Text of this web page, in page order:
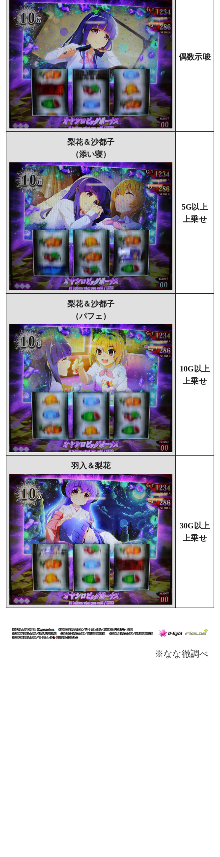
偶数示唆
梨花＆沙都子
（添い寝）
5G以上
上乗せ
梨花＆沙都子
（パフェ）
10G以上
上乗せ
羽入＆梨花
30G以上
上乗せ
※なな徹調べ